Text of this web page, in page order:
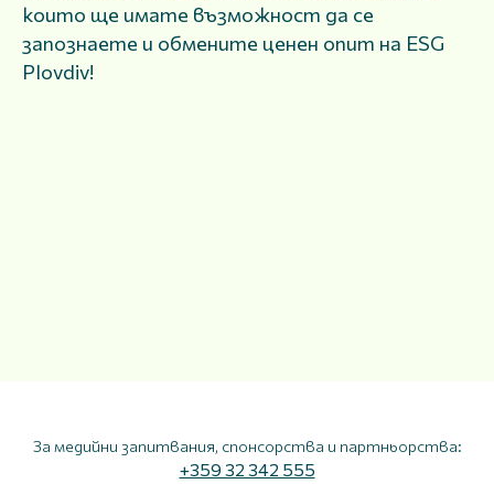
които ще имате възможност да се
запознаете и обмените ценен опит на ESG
Plovdiv!
За медийни запитвания, спонсорства и партньорства:
+359 32 342 555